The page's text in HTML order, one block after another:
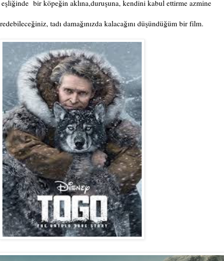
bir köpeğin aklına,duruşuna, kendini kabul ettirme azmine
tadı damağınızda kalacağını düşündüğüm bir film.